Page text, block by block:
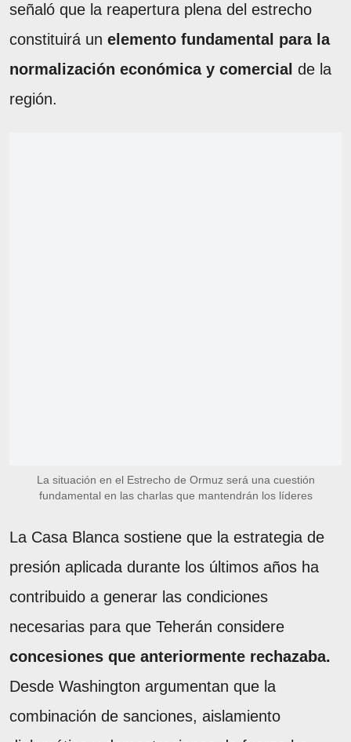
señaló que la reapertura plena del estrecho
constituirá un elemento fundamental para la
normalización económica y comercial de la
región.
La situación en el Estrecho de Ormuz será una cuestión
fundamental en las charlas que mantendrán los líderes
La Casa Blanca sostiene que la estrategia de
presión aplicada durante los últimos años ha
contribuido a generar las condiciones
necesarias para que Teherán considere
concesiones que anteriormente rechazaba.
Desde Washington argumentan que la
combinación de sanciones, aislamiento